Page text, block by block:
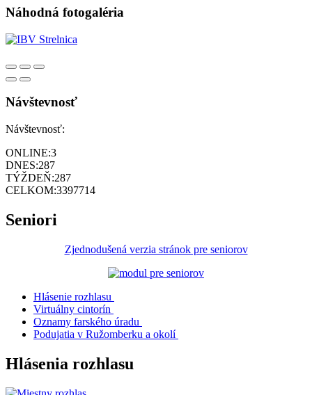
Náhodná fotogaléria
Návštevnosť
Návštevnosť:
ONLINE:3
DNES:287
TÝŽDEŇ:287
CELKOM:3397714
Seniori
Zjednodušená verzia stránok pre seniorov
Hlásenie rozhlasu
Virtuálny cintorín
Oznamy farského úradu
Podujatia v Ružomberku a okolí
Hlásenia rozhlasu